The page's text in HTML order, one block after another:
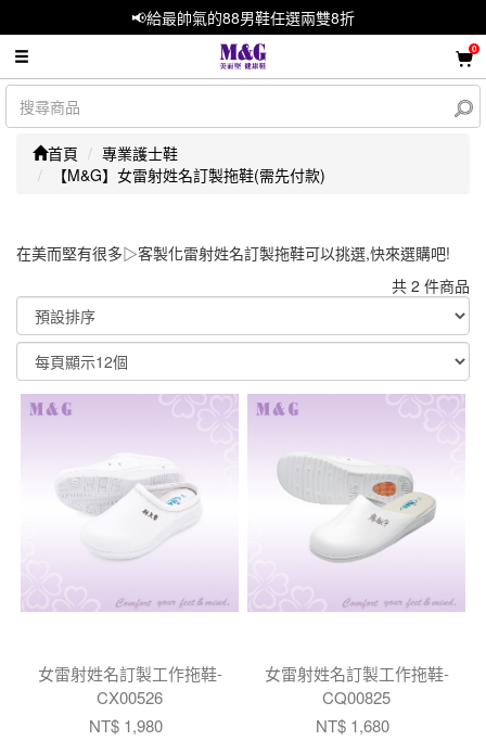
📢給最帥氣的88男鞋任選兩雙8折
0
首頁
專業護士鞋
【M&G】女雷射姓名訂製拖鞋(需先付款)
在美而堅有很多▷客製化雷射姓名訂製拖鞋可以挑選,快來選購吧!
共 2 件商品
顯示篩選條件
女雷射姓名訂製工作拖鞋-
CX00526
NT$ 1,980
女雷射姓名訂製工作拖鞋-
CQ00825
NT$ 1,680